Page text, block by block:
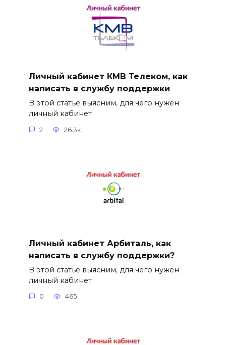
Личный кабинет КМВ Телеком, как
написать в службу поддержки
В этой статье выясним, для чего нужен
личный кабинет
2 26.3к.
Личный кабинет Арбиталь, как
написать в службу поддержки?
В этой статье выясним, для чего нужен
личный кабинет
0 465